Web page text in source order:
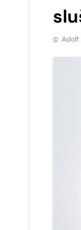
Adolf